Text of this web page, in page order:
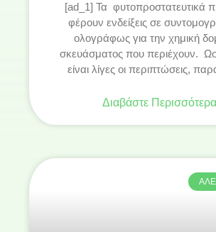
[ad_1] Τα φυτοπροστατευτικά
φέρουν ενδείξεις σε
ολογράφως για την χημική
σκευάσματος που περιέχουν.
είναι λίγες οι περιπτώσεις,
Διαβάστε Περισσότερα